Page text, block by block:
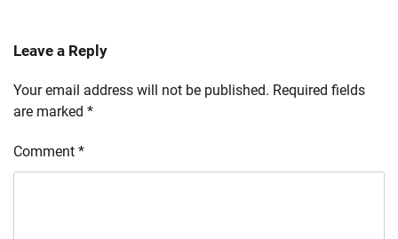
Leave a Reply
Your email address will not be published. Required fields
are marked *
Comment *